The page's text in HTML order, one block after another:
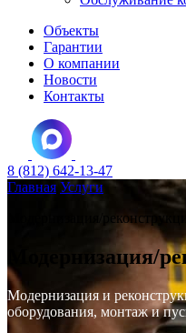
Объекты
Гарантии
О компании
Новости
Контакты
8 (812) 642-13-47
Главная Услуги
Модернизация/
Модернизация/
Модернизация и
оборудования, монтаж и